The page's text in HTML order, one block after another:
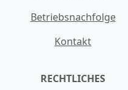
Betriebsnachfolge
Kontakt
RECHTLICHES